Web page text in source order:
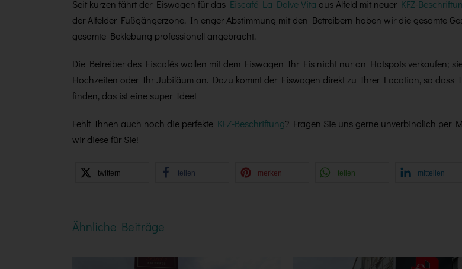
Seit kurzen fährt der Eiswagen für das Eiscafé La Dolve Vita aus Alfeld mit neuer KFZ-
der Alfelder Fußgängerzone. In enger Abstimmung mit den Betreibern haben wir die gesamte
gesamte Beklebung professionell angebracht.
Die Betreiber des Eiscafés wollen mit dem Eiswagen Ihr Eis nicht nur an Hotspots verkaufen;
Hochzeiten oder Ihr Jubiläum an. Dazu kommt der Eiswagen direkt zu Ihrer Location, so dass
finden, das ist eine super Idee!
Fehlt Ihnen auch noch die perfekte KFZ-Beschriftung? Fragen Sie uns gerne unverbindlich per
wir diese für Sie!
twittern teilen merken teilen mitteilen
Ähnliche Beiträge